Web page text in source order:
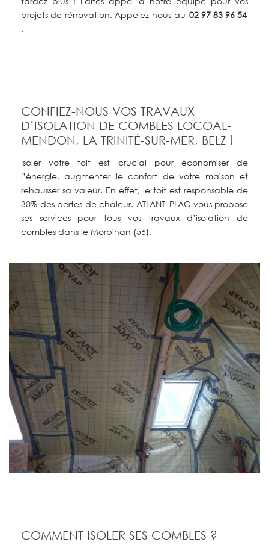
projets de rénovation. Appelez-nous au 02 97 83 96 54
.
CONFIEZ-NOUS VOS TRAVAUX
D’ISOLATION DE COMBLES LOCOAL-
MENDON, LA TRINITÉ-SUR-MER, BELZ !
Isoler votre toit est crucial pour économiser de
l’énergie, augmenter le confort de votre maison et
rehausser sa valeur. En effet, le toit est responsable de
30% des pertes de chaleur. ATLANTI PLAC vous propose
ses services pour tous vos travaux d’isolation de
combles dans le Morbihan (56).
COMMENT ISOLER SES COMBLES ?